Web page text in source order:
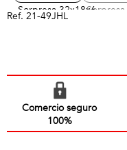
Ref. 21-49JHL
Comercio seguro
100%